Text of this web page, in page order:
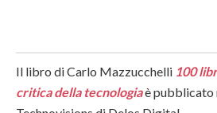
Il libro di Carlo Mazzucchelli 100
critica della tecnologiaè pubblicato